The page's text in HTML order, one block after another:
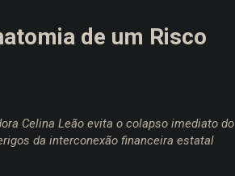
de um Risco
Celina Leão evita o colapso imediato do
da interconexão financeira estatal